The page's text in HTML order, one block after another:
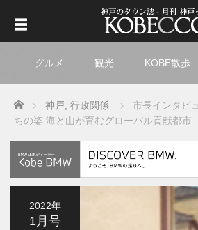
グルメ 観光 KOBE散歩
Home 神戸 行政関係
市長インタビ
ちの姿 海と山が育むグローバル貢献都市
2022年
1月号